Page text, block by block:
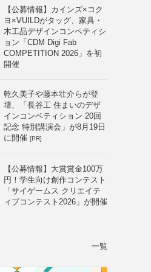
【公募情報】カインズ×コク
ヨ×VUILDがタッグ、家具・
木工品デザインコンペティシ
ョン「CDM Digi Fab
COMPETITION 2026」を初
開催
乾久美子や藤本壮介らが登
壇、「長谷工 住まいのデザ
インコンペティション 20回
記念 特別講演会」が8月19日
に開催 [PR]
【公募情報】大賞賞金100万
円！学生向け創作コンテスト
「サイゲームス クリエイテ
ィブコンテスト2026」が開催
一覧